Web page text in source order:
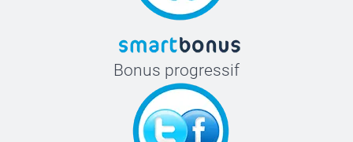
Bonus progressif